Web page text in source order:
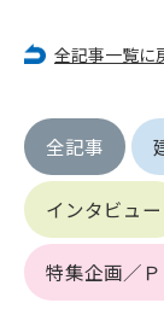
全記事一覧に
全記事
インタビュー
特集企画／Ｐ
2. 管理者は承
当することが
第5条（IDおよ
1. 会員は申込
用および管
2. 会員は、自己
その他形態
ん。